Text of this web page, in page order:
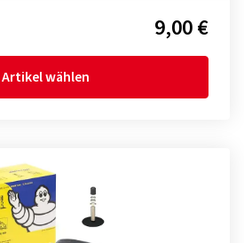
9,00 €
Artikel wählen